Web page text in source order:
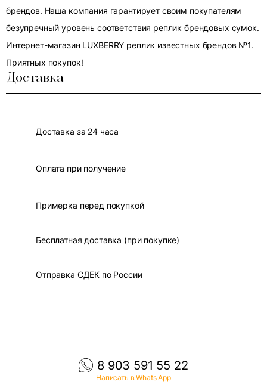
брендов. Наша компания гарантирует своим покупателям
безупречный уровень соответствия реплик брендовых сумок.
Интернет-магазин LUXBERRY реплик известных брендов №1.
Приятных покупок!
Доставка
Доставка за 24 часа
Оплата при получение
Примерка перед покупкой
Бесплатная доставка (при покупке)
Отправка СДЕК по России
8 903 591 55 22
Написать в Whats App